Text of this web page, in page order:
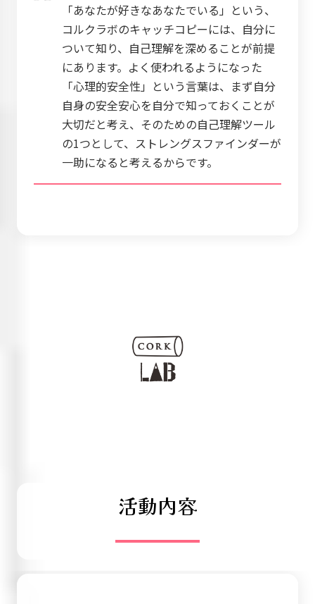
「あなたが好きなあなたでいる」という、
コルクラボのキャッチコピーには、自分に
ついて知り、自己理解を深めることが前提
にあります。よく使われるようになった
「心理的安全性」という言葉は、まず自分
自身の安全安心を自分で知っておくことが
大切だと考え、そのための自己理解ツール
の1つとして、ストレングスファインダーが
一助になると考えるからです。
活動内容